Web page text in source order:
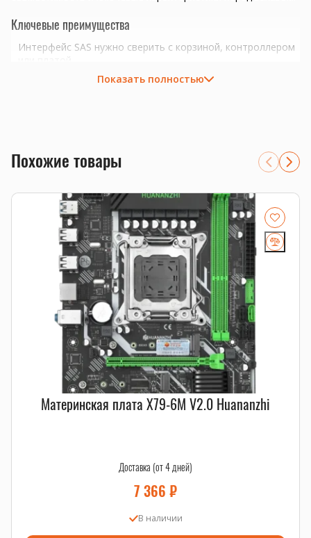
Ключевые преимущества
Интерфейс SAS нужно сверить с корзиной, контроллером
подбор комплектующих под конкретную задачу и бюджет
проверка совместимости перед отправкой
подходящую плату, процессор, память, накопитель или
серверную корзину под вашу конфигурацию. Для серверных
платформы, форм-фактор, интерфейс и part number.
Смотрите также
RAID-комплектующие,серверные SSD,серверные HDD.
Показать полностью
Похожие товары
Материнская плата X79-6M V2.0 Huananzhi
Доставка (от 4 дней)
7 366 ₽
В наличии